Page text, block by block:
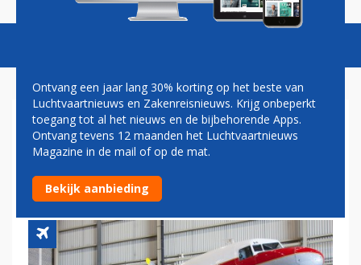
DDA CLASSIC AIRLINES:
VITALE VEERTIGER NOG LANG
NIET UITGEVLOGEN
Ontvang een jaar lang 30% korting op het beste van
Luchtvaartnieuws en Zakenreisnieuws. Krijg onbeperkt
toegang tot al het nieuws en de bijbehorende Apps.
Ontvang tevens 12 maanden het Luchtvaartnieuws
Magazine in de mail of op de mat.
Bekijk aanbieding